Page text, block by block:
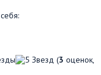
(3 оценок,